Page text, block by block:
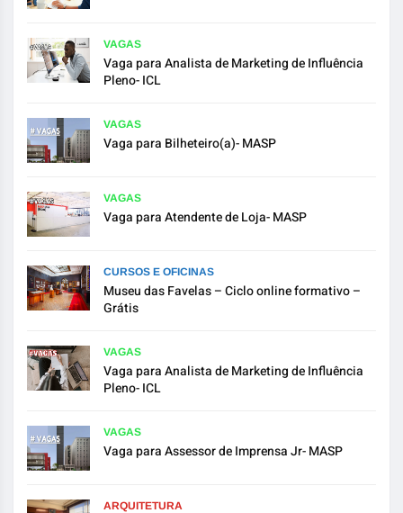
VAGAS
Vaga para Analista de Marketing de Influência
Pleno- ICL
VAGAS
Vaga para Bilheteiro(a)- MASP
VAGAS
Vaga para Atendente de Loja- MASP
CURSOS E OFICINAS
Museu das Favelas – Ciclo online formativo –
Grátis
VAGAS
Vaga para Analista de Marketing de Influência
Pleno- ICL
VAGAS
Vaga para Assessor de Imprensa Jr- MASP
ARQUITETURA